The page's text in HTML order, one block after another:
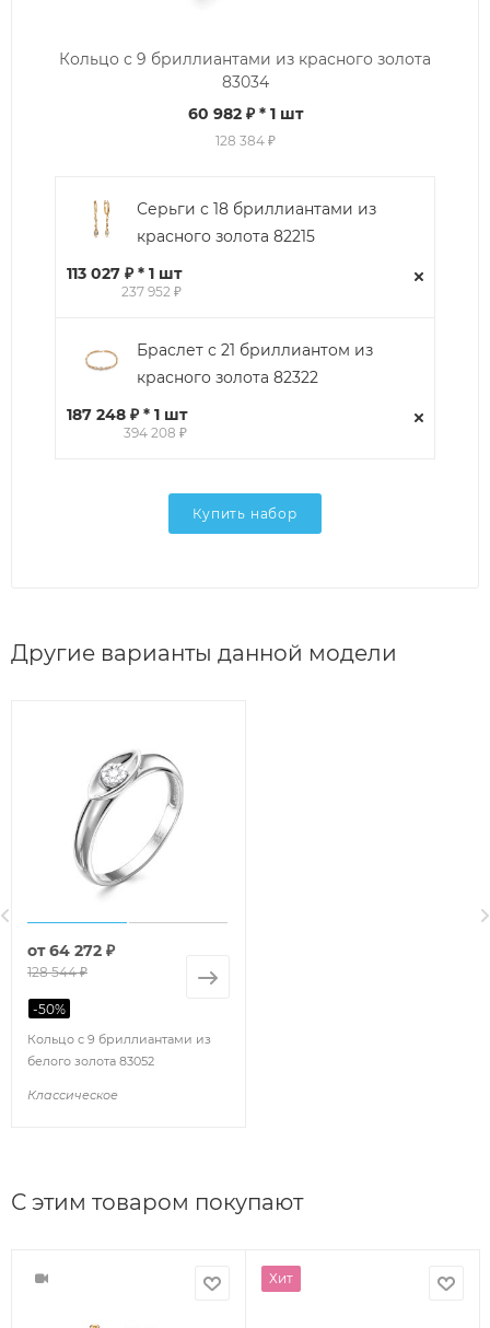
Кольцо с 9 бриллиантами из красного золота
83034
60 982 ₽* 1 шт
128 384 ₽
Серьги с 18 бриллиантами из
красного золота 82215
113 027 ₽ * 1 шт
237 952 ₽
Браслет с 21 бриллиантом из
красного золота 82322
187 248 ₽ * 1 шт
394 208 ₽
Купить набор
Другие варианты данной модели
Кольцо с 9 бриллиантами из
белого золота 83052
Классическое
от64 272 ₽
128 544 ₽
-50%
С этим товаром покупают
Хит